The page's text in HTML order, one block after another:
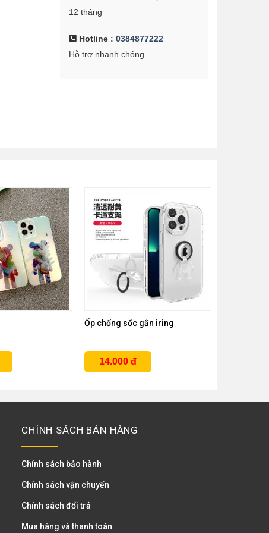
12 tháng
Hotline : 0384877222
Hỗ trợ nhanh chóng
Ốp chống sốc gắn iring
14.000 đ
CHÍNH SÁCH BÁN HÀNG
Chính sách bảo hành
Chính sách vận chuyển
Chính sách đổi trả
Mua hàng và thanh toán